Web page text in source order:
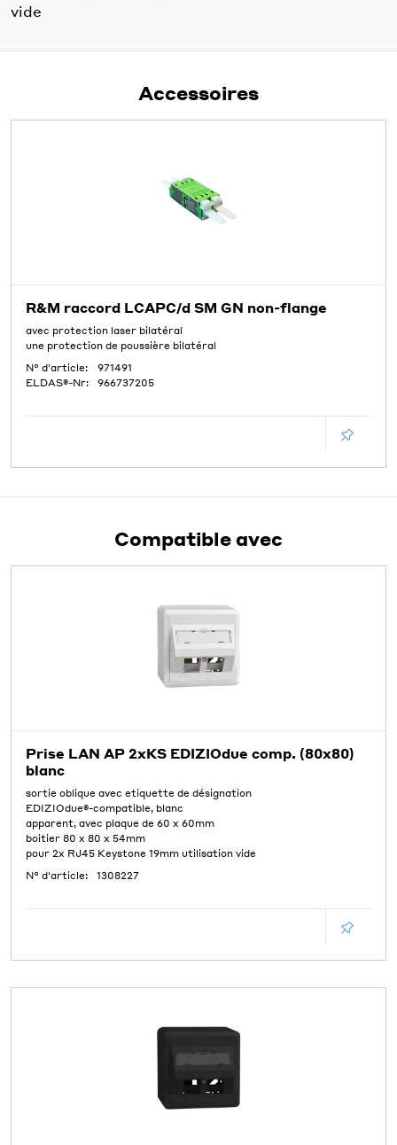
vide
Accessoires
R&M raccord LCAPC/d SM GN non-flange
avec protection laser bilatéral
une protection de poussière bilatéral
N° d'article:
971491
ELDAS®-Nr:
966737205
Compatible avec
Prise LAN AP 2xKS EDIZIOdue comp. (80x80)
blanc
sortie oblique avec etiquette de désignation
EDIZIOdue®-compatible, blanc
apparent, avec plaque de 60 x 60mm
boitier 80 x 80 x 54mm
pour 2x RJ45 Keystone 19mm utilisation vide
N° d'article:
1308227